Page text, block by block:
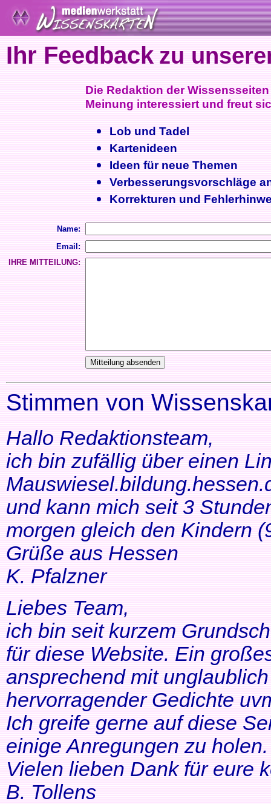
Ihr Feedback zu
Die Redaktion der
Meinung interessiert und freut
Lob und Tadel
Kartenideen
Ideen für neue Themen
Verbesserungsvorschläge
Korrekturen und
Name:
Email:
IHRE MITTEILUNG:
Stimmen von
Hallo Redaktionsteam,
ich bin zufällig über einen
und kann mich seit 3
morgen gleich den Kindern
Grüße aus Hessen
K. Pfalzner
Liebes Team,
ich bin seit kurzem
für diese Website. Ein
ansprechend mit
hervorragender Gedichte
Ich greife gerne auf diese
einige Anregungen zu
Vielen lieben Dank für eure
B. Tollens